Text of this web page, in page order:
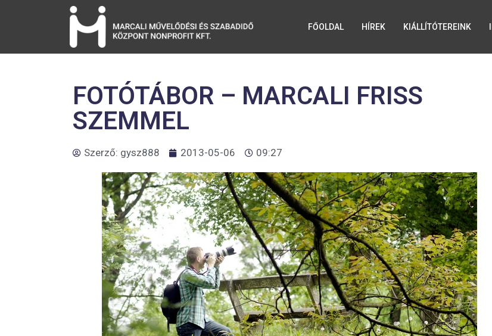
FŐOLDAL HÍREK KIÁLLÍTÓTEREINK
FOTÓTÁBOR – MARCALI FRISS
SZEMMEL
Szerző: gysz888 2013-05-06 09:27